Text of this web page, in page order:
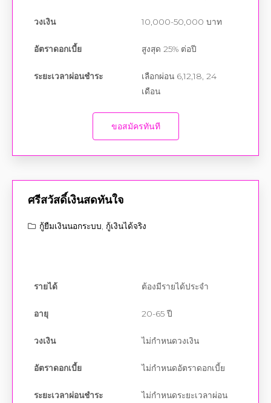
วงเงิน 10,000-50,000 บาท
อัตราดอกเบี้ย สูงสุด 25% ต่อปี
ระยะเวลาผ่อนชำระ
เลือกผ่อน 6,12,18, 24
เดือน
ขอสมัครทันที
ศรีสวัสดิ์เงินสดทันใจ
กู้ยืมเงินนอกระบบ กู้เงินได้จริง
รายได้ ต้องมีรายได้ประจำ
อายุ 20-65 ปี
วงเงิน ไม่กำหนดวงเงิน
อัตราดอกเบี้ย ไม่กำหนดอัตราดอกเบี้ย
ระยะเวลาผ่อนชำระ
ไม่กำหนดระยะเวลาผ่อน